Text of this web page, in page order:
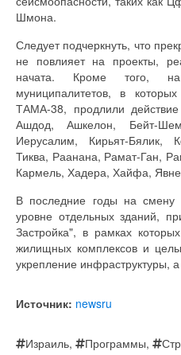
Шмона.
Следует подчеркнуть, что
не повлияет на проекты,
начата. Кроме того,
муниципалитетов, в
ТАМА-38, продлили
Ашдод, Ашкелон, Бейт-
Иерусалим, Кирьят-Бялик,
Тиква, Раанана, Рамат-Ган,
Кармель, Хадера, Хайфа,
В последние годы на
уровне отдельных зданий,
Застройка", в рамках
жилищных комплексов и
укрепление инфраструктуры,
Источник: newsru
Израиль, Программы,